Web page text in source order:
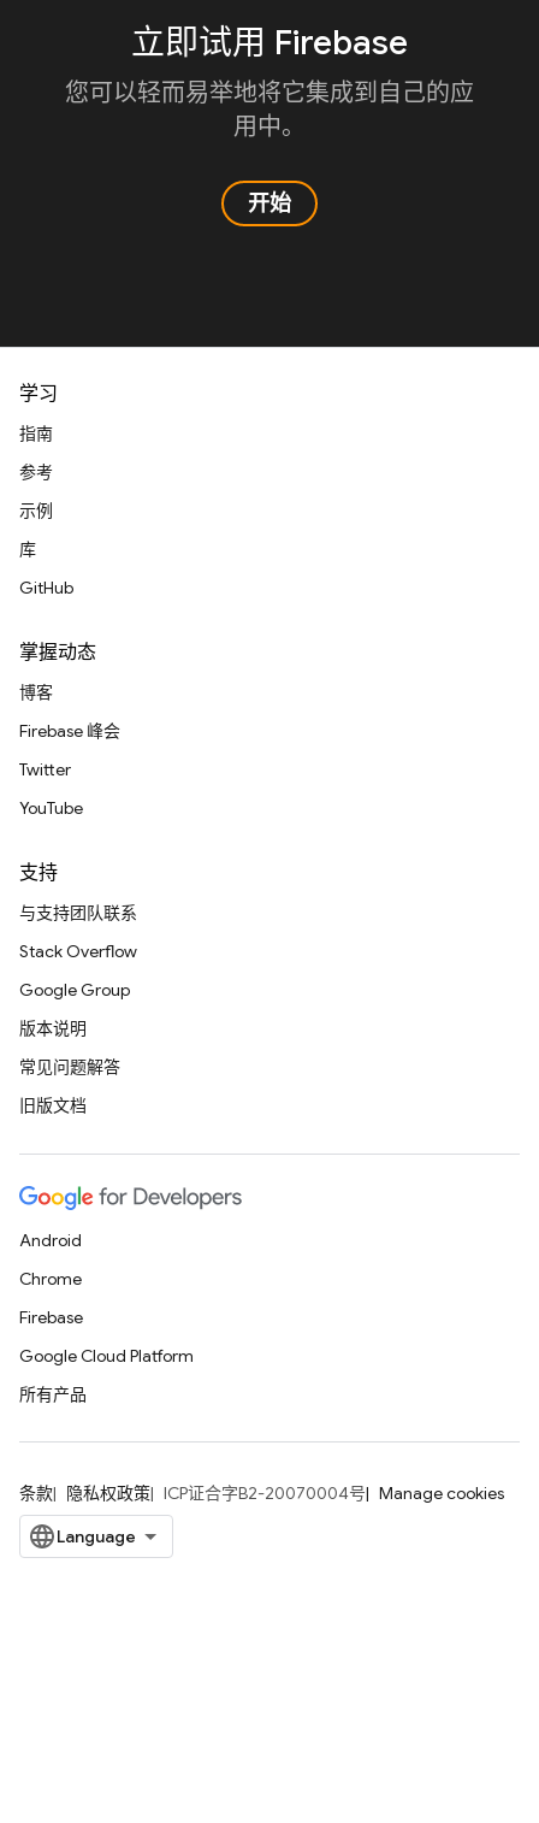
立即试用 Firebase
您可以轻而易举地将它集成到自己的应
用中。
开始
学习
指南
参考
示例
库
GitHub
掌握动态
博客
Firebase 峰会
Twitter
YouTube
支持
与支持团队联系
Stack Overflow
Google Group
版本说明
常见问题解答
旧版文档
Android
Chrome
Firebase
Google Cloud Platform
所有产品
条款 隐私权政策 ICP证合字B2-20070004号 Manage cookies